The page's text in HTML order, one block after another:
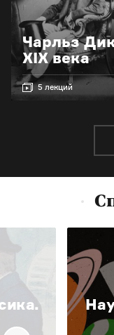
Чарльз
XIX века
5 лекций